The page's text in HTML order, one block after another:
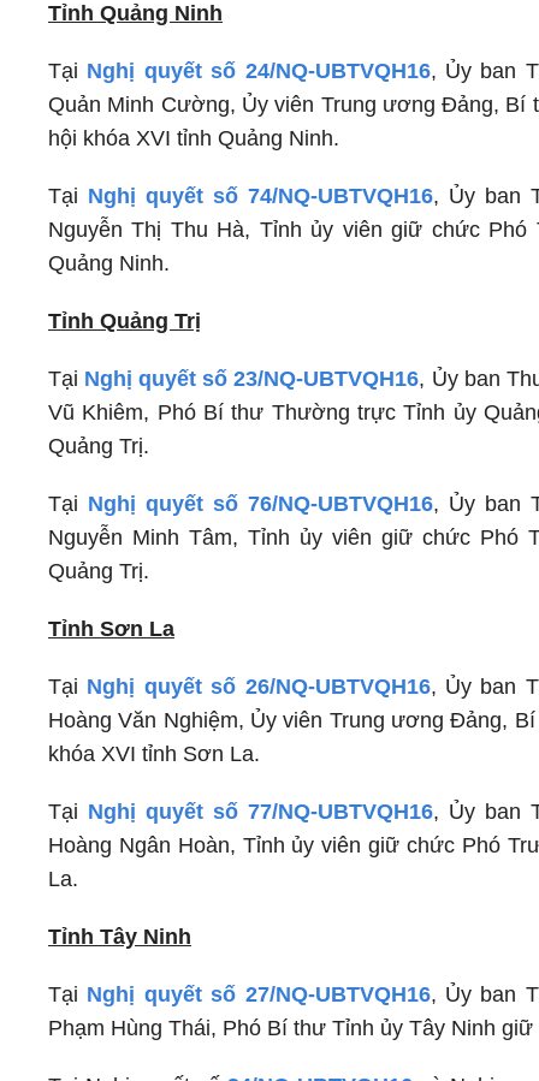
Tỉnh Quảng Ninh
Tại Nghị quyết số 24/NQ-UBTVQH16, Ủy ban
Quản Minh Cường, Ủy viên Trung ương Đảng,
hội khóa XVI tỉnh Quảng Ninh.
Tại Nghị quyết số 74/NQ-UBTVQH16, Ủy ban
Nguyễn Thị Thu Hà, Tỉnh ủy viên giữ chức
Quảng Ninh.
Tỉnh Quảng Trị
Tại Nghị quyết số 23/NQ-UBTVQH16, Ủy ban
Vũ Khiêm, Phó Bí thư Thường trực Tỉnh ủy
Quảng Trị.
Tại Nghị quyết số 76/NQ-UBTVQH16, Ủy ban
Nguyễn Minh Tâm, Tỉnh ủy viên giữ chức Phó
Quảng Trị.
Tỉnh Sơn La
Tại Nghị quyết số 26/NQ-UBTVQH16, Ủy ban
Hoàng Văn Nghiệm, Ủy viên Trung ương Đảng,
khóa XVI tỉnh Sơn La.
Tại Nghị quyết số 77/NQ-UBTVQH16, Ủy ban
Hoàng Ngân Hoàn, Tỉnh ủy viên giữ chức Phó
La.
Tỉnh Tây Ninh
Tại Nghị quyết số 27/NQ-UBTVQH16, Ủy ban
Phạm Hùng Thái, Phó Bí thư Tỉnh ủy Tây Ninh